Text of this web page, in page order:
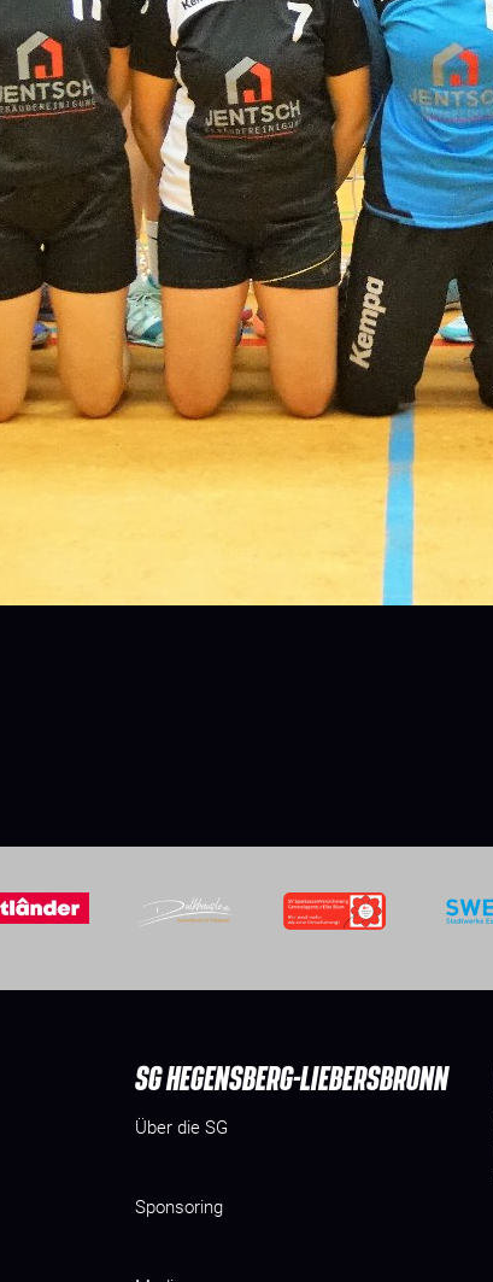
SG HEGENSBERG-LIEBERSBRONN
Über die SG
Sponsoring